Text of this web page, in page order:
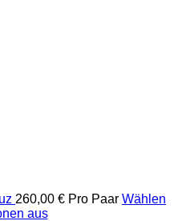
260,00 € Pro Paar Wählen
aus